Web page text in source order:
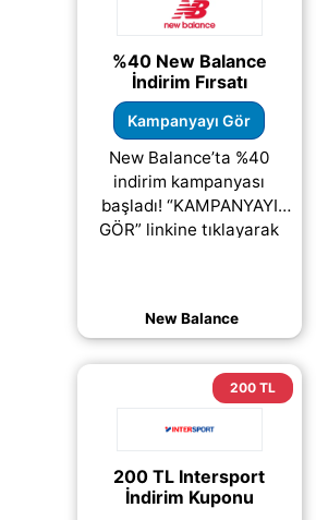
%40 New Balance
İndirim Fırsatı
Kampanyayı Gör
New Balance’ta %40
indirim kampanyası
başladı! “KAMPANYAYI
GÖR” linkine tıklayarak
ürünlerde geçerli
(daha&helliip;)
New Balance
200 TL
200 TL Intersport
İndirim Kuponu